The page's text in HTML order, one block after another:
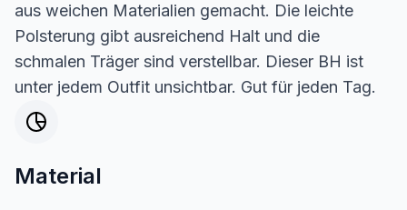
aus weichen Materialien gemacht. Die leichte
Polsterung gibt ausreichend Halt und die
schmalen Träger sind verstellbar. Dieser BH ist
unter jedem Outfit unsichtbar. Gut für jeden Tag.
Material